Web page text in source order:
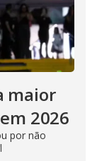
maior
2026
por não